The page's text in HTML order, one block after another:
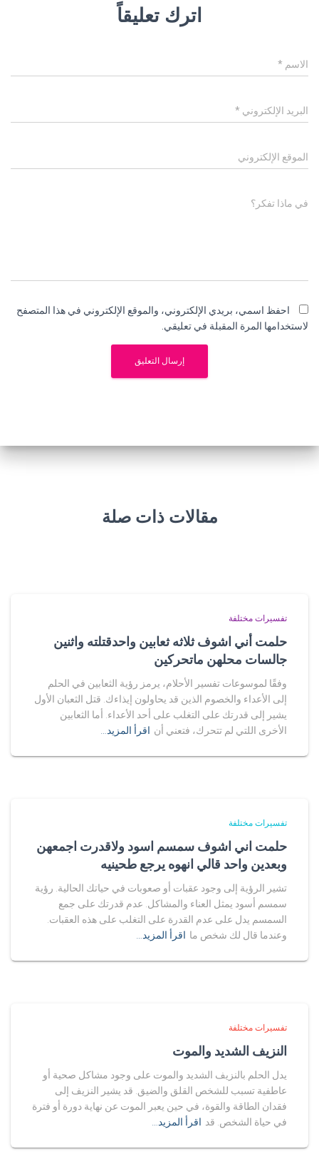
اترك تعليقاً
الاسم *
البريد الإلكتروني *
الموقع الإلكتروني
في ماذا تفكر؟
احفظ اسمي، بريدي الإلكتروني، والموقع الإلكتروني في هذا المتصفح
لاستخدامها المرة المقبلة في تعليقي.
مقالات ذات صلة
تفسيرات مختلفة
حلمت أني اشوف ثلاثه ثعابين واحدقتلته واثنين
جالسات محلهن ماتحركين
وفقًا لموسوعات تفسير الأحلام، يرمز رؤية الثعابين في الحلم
إلى الأعداء والخصوم الذين قد يحاولون إيذاءك. قتل الثعبان الأول
يشير إلى قدرتك على التغلب على أحد الأعداء. أما الثعابين
الأخرى اللتي لم تتحرك، فتعني أن اقرأ المزيد…
تفسيرات مختلفة
حلمت اني اشوف سمسم اسود ولاقدرت اجمعهن
وبعدين واحد قالي انهوه يرجع طحينيه
تشير الرؤية إلى وجود عقبات أو صعوبات في حياتك الحالية. رؤية
سمسم أسود يمثل العناء والمشاكل. عدم قدرتك على جمع
السمسم يدل على عدم القدرة على التغلب على هذه العقبات.
وعندما قال لك شخص ما اقرأ المزيد…
تفسيرات مختلفة
النزيف الشديد والموت
يدل الحلم بالنزيف الشديد والموت على وجود مشاكل صحية أو
عاطفية تسبب للشخص القلق والضيق. قد يشير النزيف إلى
فقدان الطاقة والقوة، في حين يعبر الموت عن نهاية دورة أو فترة
في حياة الشخص. قد اقرأ المزيد…